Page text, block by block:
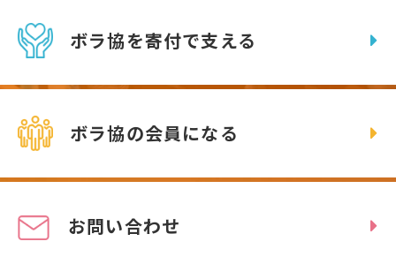
ボラ協を寄付で支える
ボラ協の会員になる
お問い合わせ